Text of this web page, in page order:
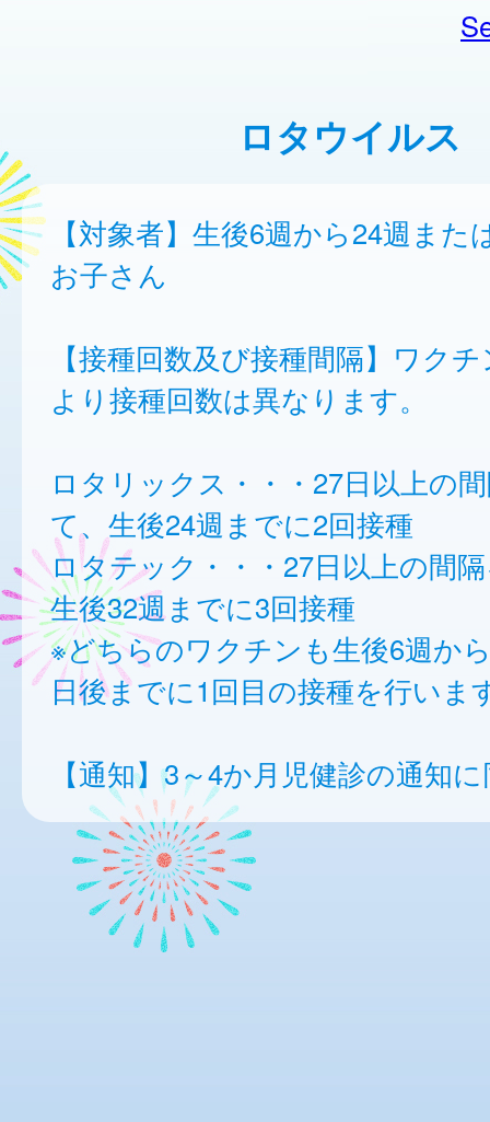
ロタウイルス
【対象者】生後6週から24週また
お子さん
【接種回数及び接種間隔】ワク
より接種回数は異なります。
ロタリックス・・・27日以上の
て、生後24週までに2回接種
ロタテック・・・27日以上の間
生後32週までに3回接種
※どちらのワクチンも生後6週か
日後までに1回目の接種を行いま
【通知】3～4か月児健診の通知